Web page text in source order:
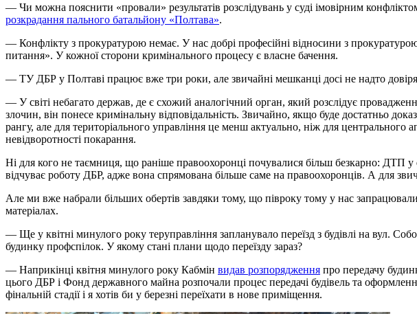
— Чи можна пояснити «провали» результатів розслідувань у суді імовірним
розкрадання пального батальйону «Полтава».
— Конфлікту з прокуратурою немає. У нас добрі професійні відносини з
питання». У кожної сторони кримінального процесу є власне бачення.
— ТУ ДБР у Полтаві працює вже три роки, але звичайні мешканці досі не надто
— У світі небагато держав, де є схожий аналогічний орган, який розслідує
злочин, він понесе кримінальну відповідальність. Звичайно, якщо буде достатньо
рангу, але для територіального управління це менш актуально, ніж для
невідворотності покарання.
Ні для кого не таємниця, що раніше правоохоронці почувалися більш безкарно: ДТП
відчуває роботу ДБР, адже вона спрямована більше саме на правоохоронців. А для
Але ми вже набрали більших обертів завдяки тому, що півроку тому у нас
матеріалах.
— Ще у квітні минулого року теруправління запланувало переїзд з будівлі на вул.
будинку профспілок. У якому стані плани щодо переїзду зараз?
— Наприкінці квітня минулого року Кабмін видав розпорядження про передачу
цього ДБР і Фонд державного майна розпочали процес передачі будівель та
фінальній стадії і я хотів би у березні переїхати в нове приміщення.